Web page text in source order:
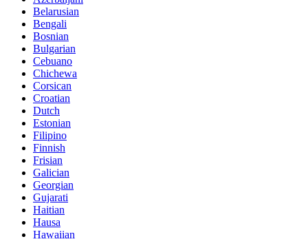
Belarusian
Bengali
Bosnian
Bulgarian
Cebuano
Chichewa
Corsican
Croatian
Dutch
Estonian
Filipino
Finnish
Frisian
Galician
Georgian
Gujarati
Haitian
Hausa
Hawaiian